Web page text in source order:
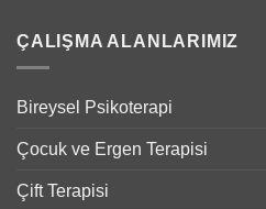
ÇALIŞMA ALANLARIMIZ
Bireysel Psikoterapi
Çocuk ve Ergen Terapisi
Çift Terapisi